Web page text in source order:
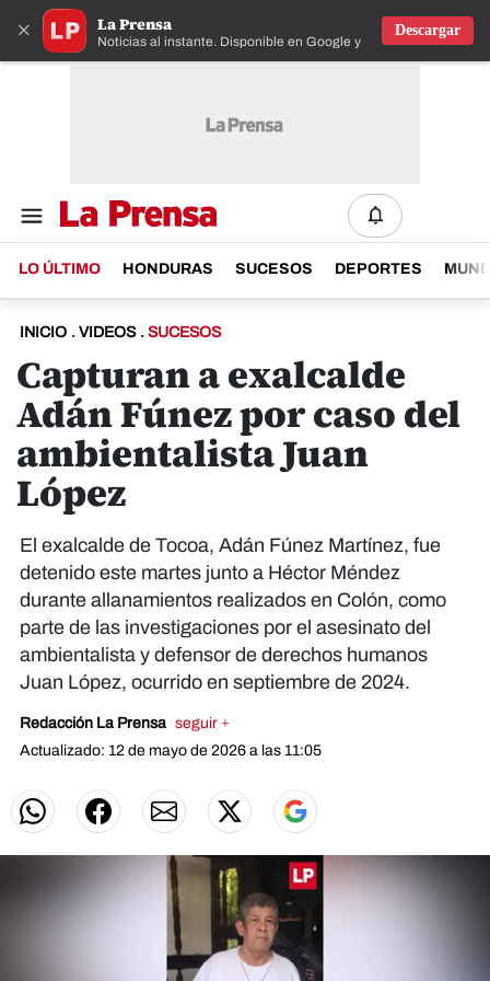
× La Prensa
Noticias al instante. Disponible en Google y IOS
Descargar
LO ÚLTIMO HONDURAS SUCESOS DEPORTES
INICIO . VIDEOS . SUCESOS
Capturan a exalcalde
Adán Fúnez por caso del
ambientalista Juan
López
El exalcalde de Tocoa, Adán Fúnez Martínez, fue
detenido este martes junto a Héctor Méndez
durante allanamientos realizados en Colón, como
parte de las investigaciones por el asesinato del
ambientalista y defensor de derechos humanos
Juan López, ocurrido en septiembre de 2024.
Redacción La Prensa seguir +
Actualizado: 12 de mayo de 2026 a las 11:05